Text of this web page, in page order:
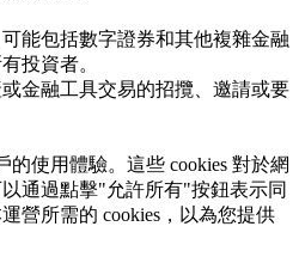
能包括數字證券和其他複雜金融
投資者。
金融工具交易的招攬、邀請或要
的使用體驗。這些 cookies 對於網
通過點擊"允許所有"按鈕表示同
營所需的 cookies，以為您提供